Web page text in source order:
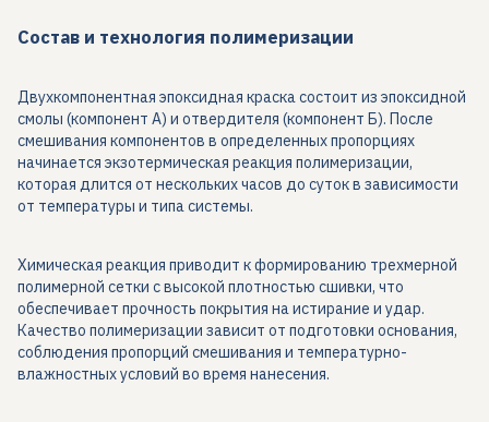
Состав и технология полимеризации
Двухкомпонентная эпоксидная краска состоит из эпоксидной
смолы (компонент А) и отвердителя (компонент Б). После
смешивания компонентов в определенных пропорциях
начинается экзотермическая реакция полимеризации,
которая длится от нескольких часов до суток в зависимости
от температуры и типа системы.
Химическая реакция приводит к формированию трехмерной
полимерной сетки с высокой плотностью сшивки, что
обеспечивает прочность покрытия на истирание и удар.
Качество полимеризации зависит от подготовки основания,
соблюдения пропорций смешивания и температурно-
влажностных условий во время нанесения.